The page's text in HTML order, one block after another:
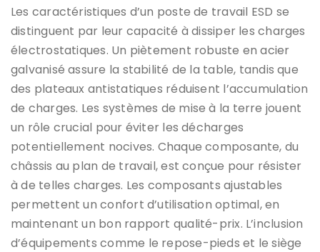
Les caractéristiques d’un poste de travail ESD se
distinguent par leur capacité à dissiper les charges
électrostatiques. Un piètement robuste en acier
galvanisé assure la stabilité de la table, tandis que
des plateaux antistatiques réduisent l’accumulation
de charges. Les systèmes de mise à la terre jouent
un rôle crucial pour éviter les décharges
potentiellement nocives. Chaque composante, du
châssis au plan de travail, est conçue pour résister
à de telles charges. Les composants ajustables
permettent un confort d’utilisation optimal, en
maintenant un bon rapport qualité-prix. L’inclusion
d’équipements comme le repose-pieds et le siège